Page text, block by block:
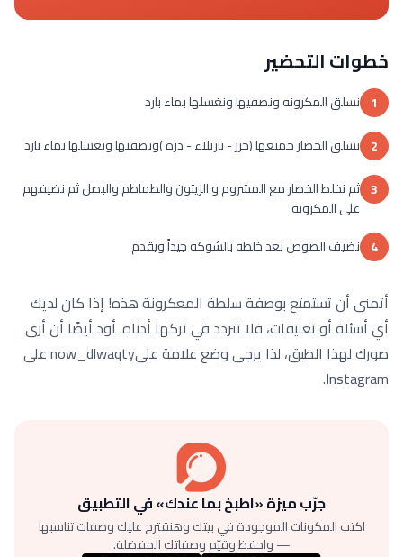
خطوات التحضير
1 نسلق المكرونه ونصفيها ونغسلها بماء بارد
2 نسلق الخضار جميعها (جزر - بازيلاء - ذرة )ونصفيها ونغسلها بماء بارد
3 ثم نخلط الخضار مع المشروم و الزيتون والطماطم والبصل ثم نضيفهم
على المكرونة
4 نضيف الصوص بعد خلطه بالشوكه جيداً ويقدم
أتمنى أن تستمتع بوصفة سلطة المعكرونة هذه! إذا كان لديك
أي أسئلة أو تعليقات، فلا تتردد في تركها أدناه. أود أيضًا أن أرى
صورك لهذا الطبق، لذا يرجى وضع علامة علىnow_dlwaqty على
Instagram.
جرّب ميزة «اطبخ بما عندك» في التطبيق
اكتب المكونات الموجودة في بيتك وهنقترح عليك وصفات تناسبها
— واحفظ وقيّم وصفاتك المفضلة.